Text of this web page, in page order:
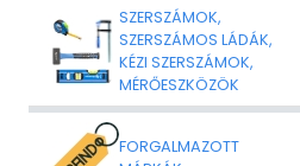
SZERSZÁMOK,
SZERSZÁMOS LÁDÁK,
KÉZI SZERSZÁMOK,
MÉRŐESZKÖZÖK
FORGALMAZOTT